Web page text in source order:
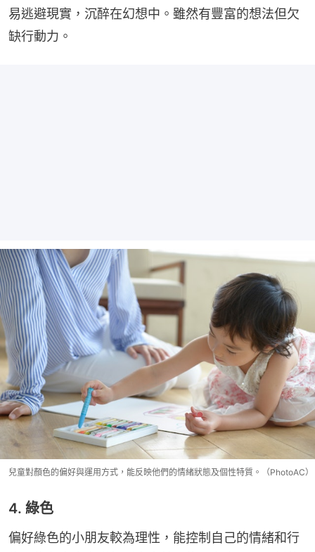
易逃避現實，沉醉在幻想中。雖然有豐富的想法但欠
缺行動力。
兒童對顏色的偏好與運用方式，能反映他們的情緒狀態及個性特質。（PhotoAC）
4. 綠色
偏好綠色的小朋友較為理性，能控制自己的情緒和行